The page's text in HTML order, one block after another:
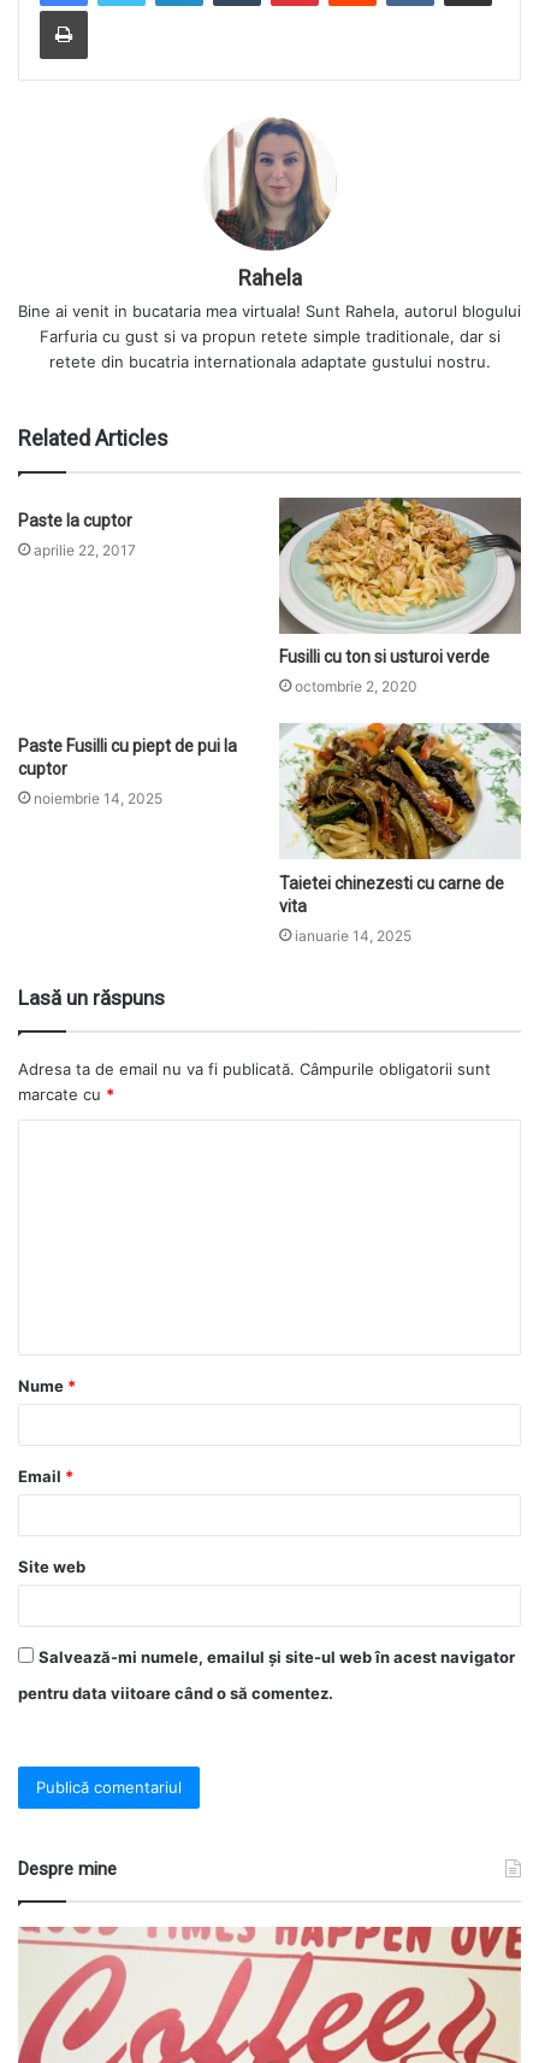
Rahela
Bine ai venit in bucataria mea virtuala! Sunt Rahela, autorul blogului
Farfuria cu gust si va propun retete simple traditionale, dar si
retete din bucatria internationala adaptate gustului nostru.
Related Articles
Paste la cuptor
aprilie 22, 2017
Fusilli cu ton si usturoi verde
octombrie 2, 2020
Paste Fusilli cu piept de pui la
cuptor
noiembrie 14, 2025
Taietei chinezesti cu carne de
vita
ianuarie 14, 2025
Lasă un răspuns
Adresa ta de email nu va fi publicată. Câmpurile obligatorii sunt
marcate cu *
Nume *
Email *
Site web
Salvează-mi numele, emailul și site-ul web în acest navigator
pentru data viitoare când o să comentez.
Despre mine